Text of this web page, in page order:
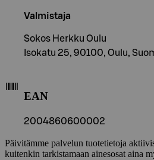
Valmistaja
Sokos Herkku Oulu
Isokatu 25, 90100, Oulu,
EAN
2004860600002
Päivitämme palvelun tuotetietoja
kuitenkin tarkistamaan ainesosat aina